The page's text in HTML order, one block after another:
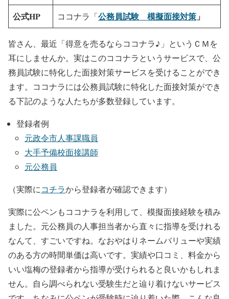
公式HP ココナラ「公務員試験 模擬面接対策 」
皆さん、最近「得意を売るならココナラ♪」というＣＭを
耳にしませんか。実はこのココナラというサービスで、公
務員試験に特化した面接対策サービスを受けることができ
ます。ココナラには公務員試験に特化した面接対策ができ
る下記のような人たちが多数登録しています。
登録者例
元政令市人事課職員
大手予備校面接講師
元公務員
（実際にコチラから登録者が確認できます）
実際に公ペンもココナラを利用して、模擬面接経験を積み
ました。元公務員の人事担当者から直々に指導を受けれる
なんて、すごいですね。なおやはりネームバリューや実績
のある方の時間単価は高いです。実績や口コミ、料金から
いい塩梅の登録者から指導が受けられると良いかもしれま
せん。自ら調べられない受験生だと辿り着けないサービス